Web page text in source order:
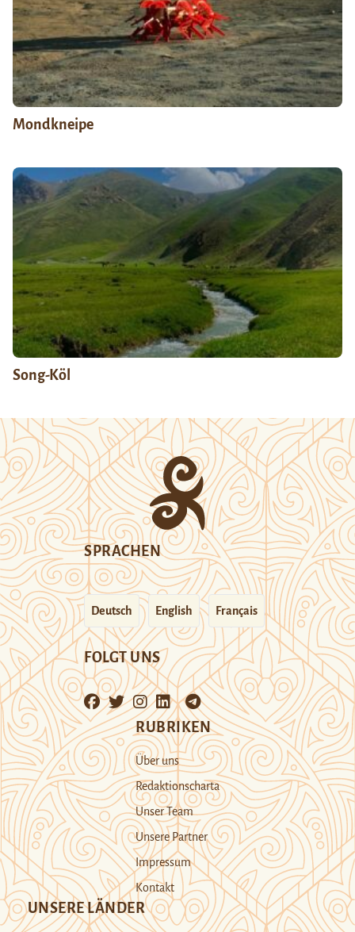
Mondkneipe
Song-Köl
SPRACHEN
Deutsch English Français
FOLGT UNS
RUBRIKEN
Über uns
Redaktionscharta
Unser Team
Unsere Partner
Impressum
Kontakt
UNSERE LÄNDER